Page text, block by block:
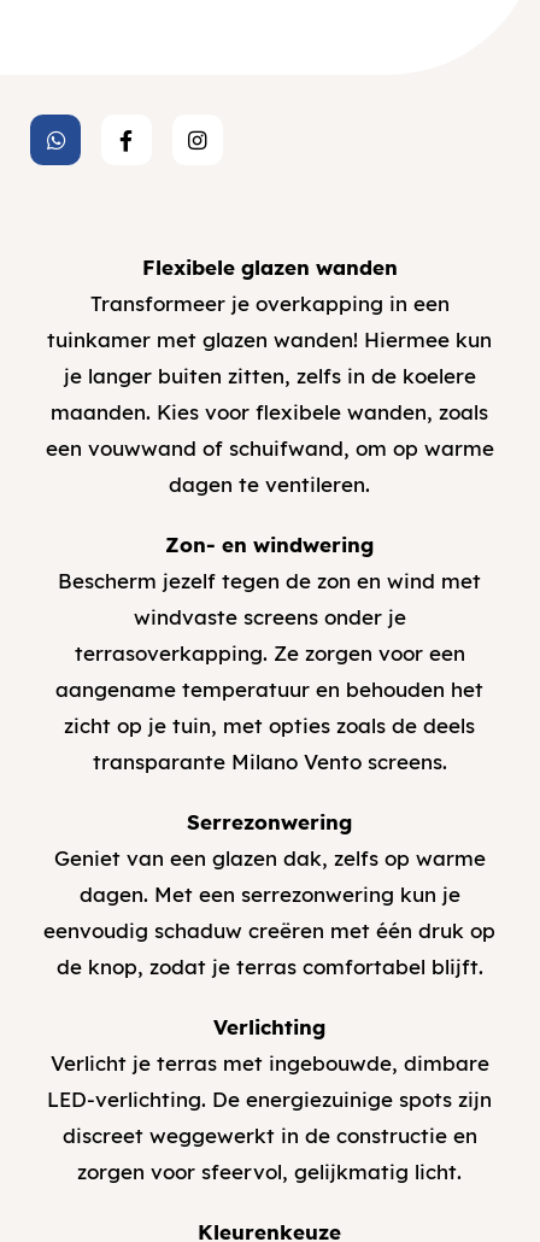
Flexibele glazen wanden
Transformeer je overkapping in een
tuinkamer met glazen wanden! Hiermee kun
je langer buiten zitten, zelfs in de koelere
maanden. Kies voor flexibele wanden, zoals
een vouwwand of schuifwand, om op warme
dagen te ventileren.
Zon- en windwering
Bescherm jezelf tegen de zon en wind met
windvaste screens onder je
terrasoverkapping. Ze zorgen voor een
aangename temperatuur en behouden het
zicht op je tuin, met opties zoals de deels
transparante Milano Vento screens.
Serrezonwering
Geniet van een glazen dak, zelfs op warme
dagen. Met een serrezonwering kun je
eenvoudig schaduw creëren met één druk op
de knop, zodat je terras comfortabel blijft.
Verlichting
Verlicht je terras met ingebouwde, dimbare
LED-verlichting. De energiezuinige spots zijn
discreet weggewerkt in de constructie en
zorgen voor sfeervol, gelijkmatig licht.
Kleurenkeuze